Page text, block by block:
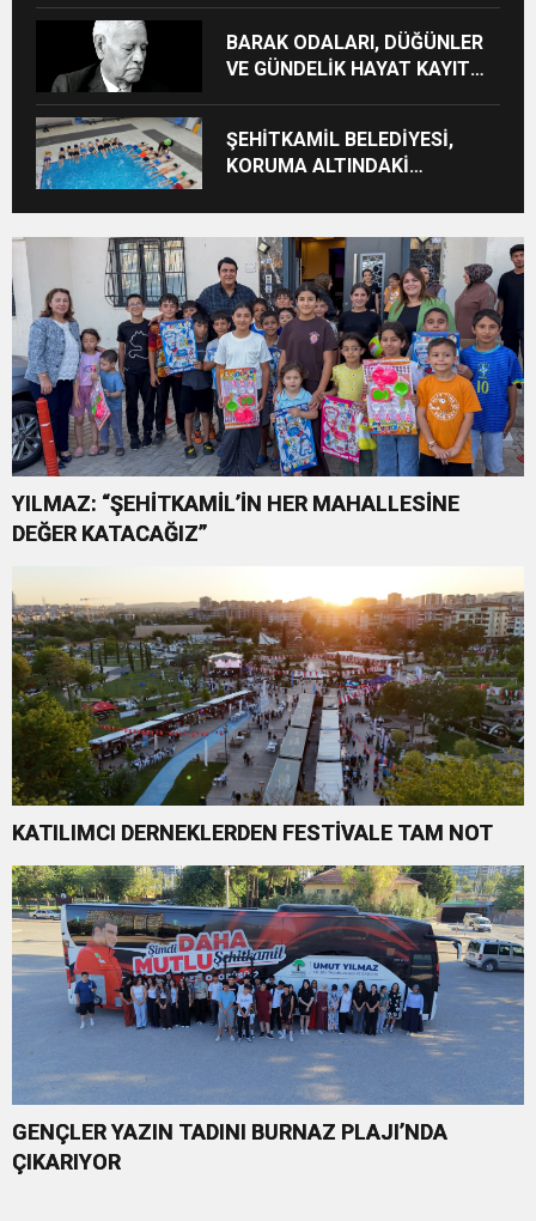
PROTOKOLÜ İMZALANDI
BARAK ODALARI, DÜĞÜNLER
VE GÜNDELİK HAYAT KAYIT
ŞEHİTKAMİL BELEDİYESİ,
KORUMA ALTINDAKİ
BULUŞTURUYOR
YILMAZ: “ŞEHİTKAMİL’İN HER MAHALLESİNE
DEĞER KATACAĞIZ”
KATILIMCI DERNEKLERDEN FESTİVALE TAM NOT
GENÇLER YAZIN TADINI BURNAZ PLAJI’NDA
ÇIKARIYOR